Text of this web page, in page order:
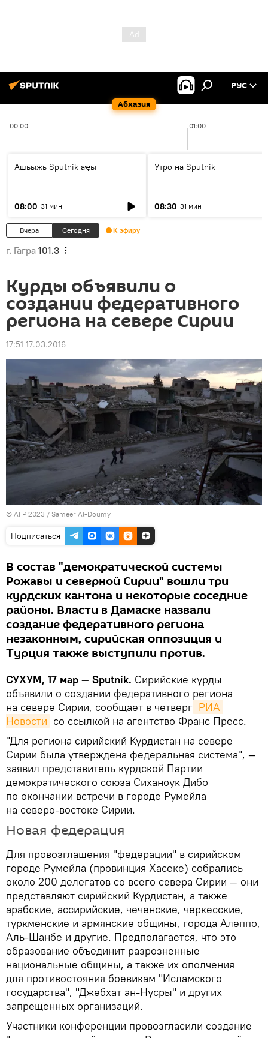
Абхазия
РУС
00:00 01:00
Ашьыжь Sputnik аҿы
08:00 31 мин
Утро на Sputnik
08:30 31 мин
Вчера Сегодня К эфиру
г. Гагра 101.3
Курды объявили о
создании федеративного
региона на севере Сирии
17:51 17.03.2016
© AFP 2023 / Sameer Al-Doumy
Подписаться
В состав "демократической системы
Рожавы и северной Сирии" вошли три
курдских кантона и некоторые соседние
районы. Власти в Дамаске назвали
создание федеративного региона
незаконным, сирийская оппозиция и
Турция также выступили против.
СУХУМ, 17 мар — Sputnik. Сирийские курды
объявили о создании федеративного региона
на севере Сирии, сообщает в четверг РИА
Новости со ссылкой на агентство Франс Пресс.
"Для региона сирийский Курдистан на севере
Сирии была утверждена федеральная система", —
заявил представитель курдской Партии
демократического союза Сиханоук Дибо
по окончании встречи в городе Румейла
на северо-востоке Сирии.
Новая федерация
Для провозглашения "федерации" в сирийском
городе Румейла (провинция Хасеке) собрались
около 200 делегатов со всего севера Сирии — они
представляют сирийский Курдистан, а также
арабские, ассирийские, чеченские, черкесские,
туркменские и армянские общины, города Алеппо,
Аль-Шанбе и другие. Предполагается, что это
образование объединит разрозненные
национальные общины, а также их ополчения
для противостояния боевикам "Исламского
государства", "Джебхат ан-Нусры" и других
запрещенных организаций.
Участники конференции провозгласили создание